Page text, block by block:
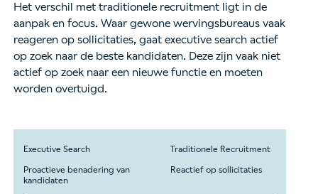
Het verschil met traditionele recruitment ligt in de
aanpak en focus. Waar gewone wervingsbureaus vaak
reageren op sollicitaties, gaat executive search actief
op zoek naar de beste kandidaten. Deze zijn vaak niet
actief op zoek naar een nieuwe functie en moeten
worden overtuigd.
Executive Search Traditionele Recruitment
Proactieve benadering van
kandidaten
Reactief op sollicitaties